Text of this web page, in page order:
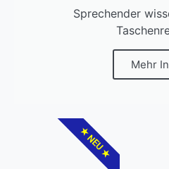
Sprechender
Mehr
★ NEU ★